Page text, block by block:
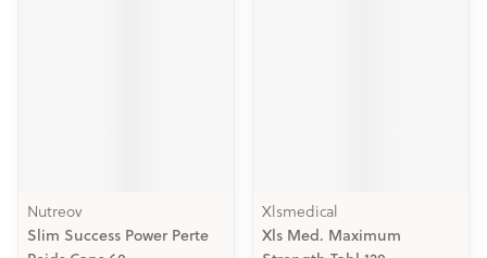
Nutreov
Slim Success Power Perte
Xlsmedical
Xls Med. Maximum